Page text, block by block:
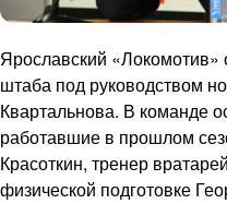
Ярославский «Локомотив»
штаба под руководством
Квартальнова. В команде
работавшие в прошлом
Красоткин, тренер
физической подготовке